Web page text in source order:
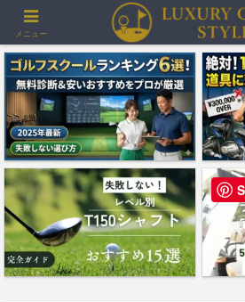
＞＞最大3000ポイントプレゼント！楽
メニュー